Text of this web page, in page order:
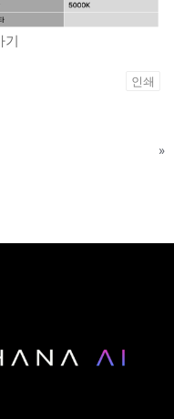
기
인쇄
»